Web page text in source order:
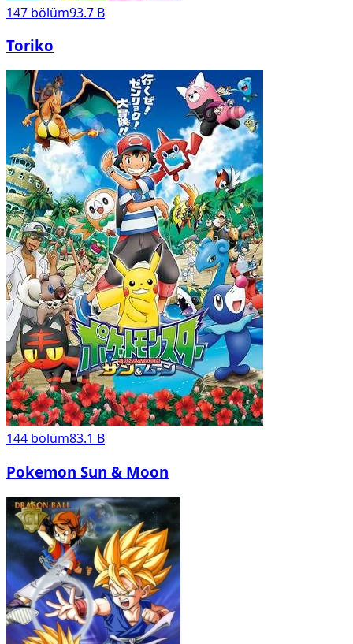
147 bölüm93.7 B
Toriko
144 bölüm83.1 B
Pokemon Sun & Moon